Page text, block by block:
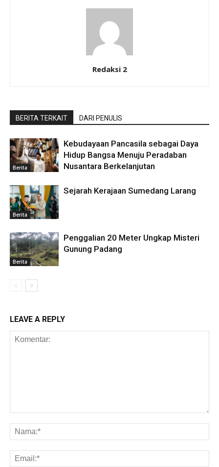
Redaksi 2
BERITA TERKAIT DARI PENULIS
Berita
Kebudayaan Pancasila sebagai Daya
Hidup Bangsa Menuju Peradaban
Nusantara Berkelanjutan
Berita
Sejarah Kerajaan Sumedang Larang
Berita
Penggalian 20 Meter Ungkap Misteri
Gunung Padang
LEAVE A REPLY